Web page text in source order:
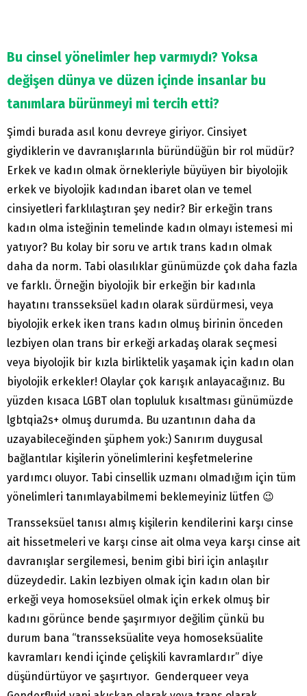
Bu cinsel yönelimler hep varmıydı? Yoksa
değişen dünya ve düzen içinde insanlar bu
tanımlara bürünmeyi mi tercih etti?
Şimdi burada asıl konu devreye giriyor. Cinsiyet
giydiklerin ve davranışlarınla büründüğün bir rol müdür?
Erkek ve kadın olmak örnekleriyle büyüyen bir biyolojik
erkek ve biyolojik kadından ibaret olan ve temel
cinsiyetleri farklılaştıran şey nedir? Bir erkeğin trans
kadın olma isteğinin temelinde kadın olmayı istemesi mi
yatıyor? Bu kolay bir soru ve artık trans kadın olmak
daha da norm. Tabi olasılıklar günümüzde çok daha fazla
ve farklı. Örneğin biyolojik bir erkeğin bir kadınla
hayatını transseksüel kadın olarak sürdürmesi, veya
biyolojik erkek iken trans kadın olmuş birinin önceden
lezbiyen olan trans bir erkeği arkadaş olarak seçmesi
veya biyolojik bir kızla birliktelik yaşamak için kadın olan
biyolojik erkekler! Olaylar çok karışık anlayacağınız. Bu
yüzden kısaca LGBT olan topluluk kısaltması günümüzde
lgbtqia2s+ olmuş durumda. Bu uzantının daha da
uzayabileceğinden şüphem yok:) Sanırım duygusal
bağlantılar kişilerin yönelimlerini keşfetmelerine
yardımcı oluyor. Tabi cinsellik uzmanı olmadığım için tüm
yönelimleri tanımlayabilmemi beklemeyiniz lütfen 😉
Transseksüel tanısı almış kişilerin kendilerini karşı cinse
ait hissetmeleri ve karşı cinse ait olma veya karşı cinse ait
davranışlar sergilemesi, benim gibi biri için anlaşılır
düzeydedir. Lakin lezbiyen olmak için kadın olan bir
erkeği veya homoseksüel olmak için erkek olmuş bir
kadını görünce bende şaşırmıyor değilim çünkü bu
durum bana “transseksüalite veya homoseksüalite
kavramları kendi içinde çelişkili kavramlardır” diye
düşündürtüyor ve şaşırtıyor. Genderqueer veya